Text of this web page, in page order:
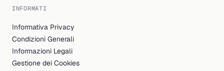
INFORMATI
Informativa Privacy
Condizioni Generali
Informazioni Legali
Gestione dei Cookies